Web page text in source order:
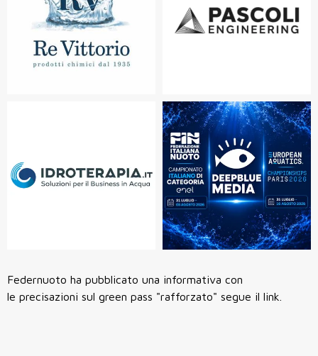
Federnuoto ha pubblicato una informativa con
le precisazioni sul green pass "rafforzato" segue il link.